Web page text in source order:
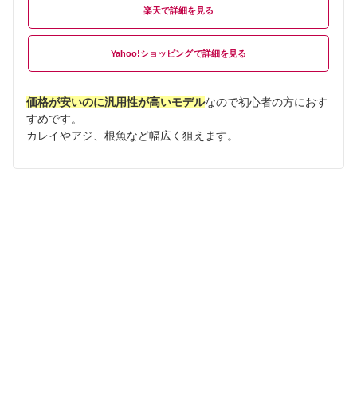
楽天
Yahoo!ショッピング
価格が安いのに汎用性が高いモデルなので初心者の方におす
すめです。
カレイやアジ、根魚など幅広く狙えます。